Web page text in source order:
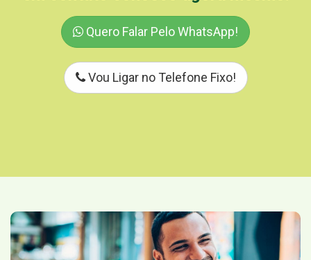
Quero Falar Pelo WhatsApp!
Vou Ligar no Telefone Fixo!